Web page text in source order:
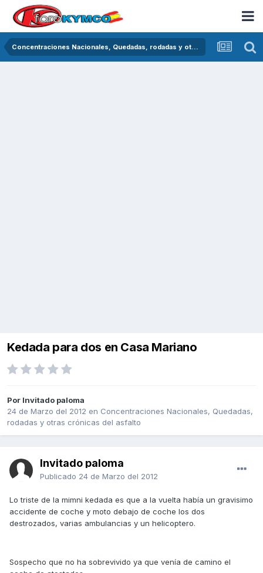
Concentraciones Nacionales, Quedadas, rodadas y otras crónicas del asfalto
Kedada para dos en Casa Mariano
Por Invitado paloma
24 de Marzo del 2012 en Concentraciones Nacionales, Quedadas,
rodadas y otras crónicas del asfalto
Invitado paloma
Publicado 24 de Marzo del 2012
Lo triste de la mimni kedada es que a la vuelta había un gravisimo
accidente de coche y moto debajo de coche los dos
destrozados, varias ambulancias y un helicoptero.
Sospecho que no ha sobrevivido ya que venía de camino el